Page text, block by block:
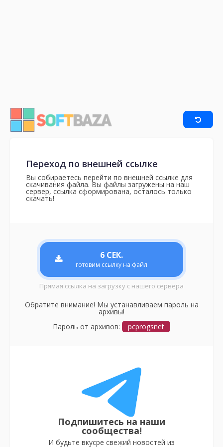
Переход по внешней ссылке
Вы собираетесь перейти по внешней ссылке для
скачивания файла. Вы файлы загружены на наш
сервер, ссылка сформирована, осталось только
скачать!
6 СЕК.
готовим ссылку на файл
Прямая ссылка на загрузку с нашего сервера
Обратите внимание! Мы устанавливаем пароль на
архивы!
Пароль от архивов:
pcprogsnet
Подпишитесь на наши
сообщества!
И будьте вкусре свежий новостей из